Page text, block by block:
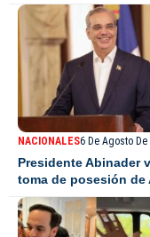
NACIONALES6 De Agosto De
Presidente Abinader
toma de posesión de